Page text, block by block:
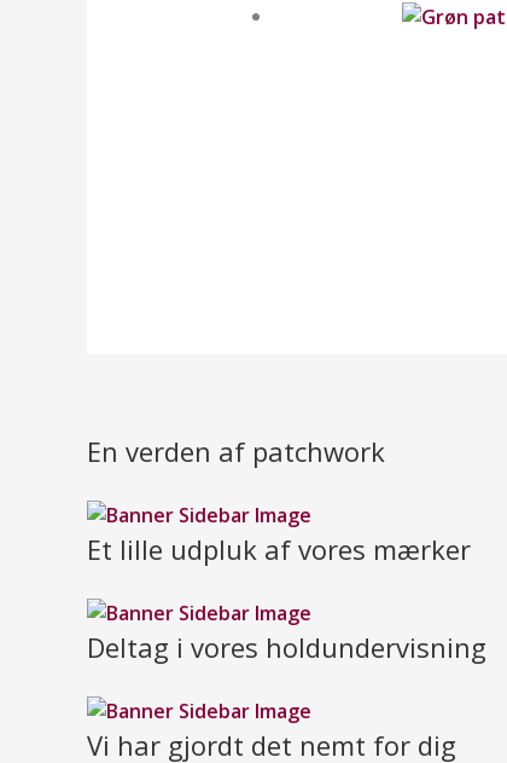
En verden af patchwork
Et lille udpluk af vores mærker
Deltag i vores holdundervisning
Vi har gjordt det nemt for dig